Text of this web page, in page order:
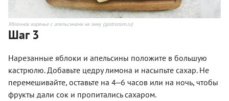
Яблочное варенье с апельсинами на зиму (gastronom.ru)
Шаг 3
Нарезанные яблоки и апельсины положите в большую
кастрюлю. Добавьте цедру лимона и насыпьте сахар. Не
перемешивайте, оставьте на 4‒6 часов или на ночь, чтобы
фрукты дали сок и пропитались сахаром.